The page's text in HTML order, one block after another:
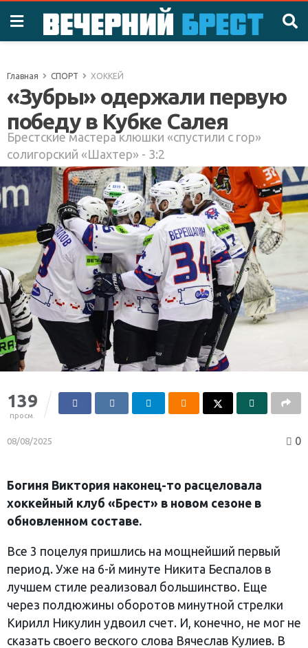
Главная СПОРТ ХОККЕЙ
«Зубры» одержали первую
победу в Кубке Салея
Брестские мастера клюшки «спустили с гор»
солигорский «Шахтер» - 3:2
139
просм.
08/08/2025 0
Богиня Виктория наконец-то расцеловала
хоккейный клуб «Брест» в новом сезоне в
обновленном составе.
Все 3 поцелуя пришлись на мощнейший первый
период. Уже на 6-й минуте Никита Беспалов в
лучшем стиле реализовал большинство. Еще
через полдюжины оборотов минутной стрелки
Кирилл Никулин удвоил счет. И, конечно, не мог не
сказать своего веского слова Вячеслав Кулиев. В